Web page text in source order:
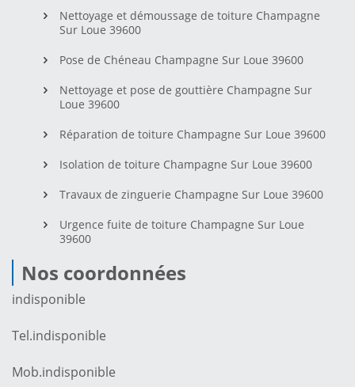
Nettoyage et démoussage de toiture Champagne
Sur Loue 39600
Pose de Chéneau Champagne Sur Loue 39600
Nettoyage et pose de gouttière Champagne Sur
Loue 39600
Réparation de toiture Champagne Sur Loue 39600
Isolation de toiture Champagne Sur Loue 39600
Travaux de zinguerie Champagne Sur Loue 39600
Urgence fuite de toiture Champagne Sur Loue
39600
Nos coordonnées
indisponible
Tel.indisponible
Mob.indisponible